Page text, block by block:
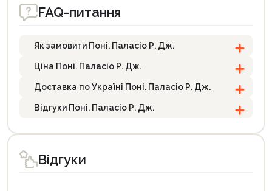
FAQ-питання
Як замовити Поні. Паласіо Р. Дж.
Ціна Поні. Паласіо Р. Дж.
Доставка по Україні Поні. Паласіо Р. Дж.
Відгуки Поні. Паласіо Р. Дж.
Відгуки